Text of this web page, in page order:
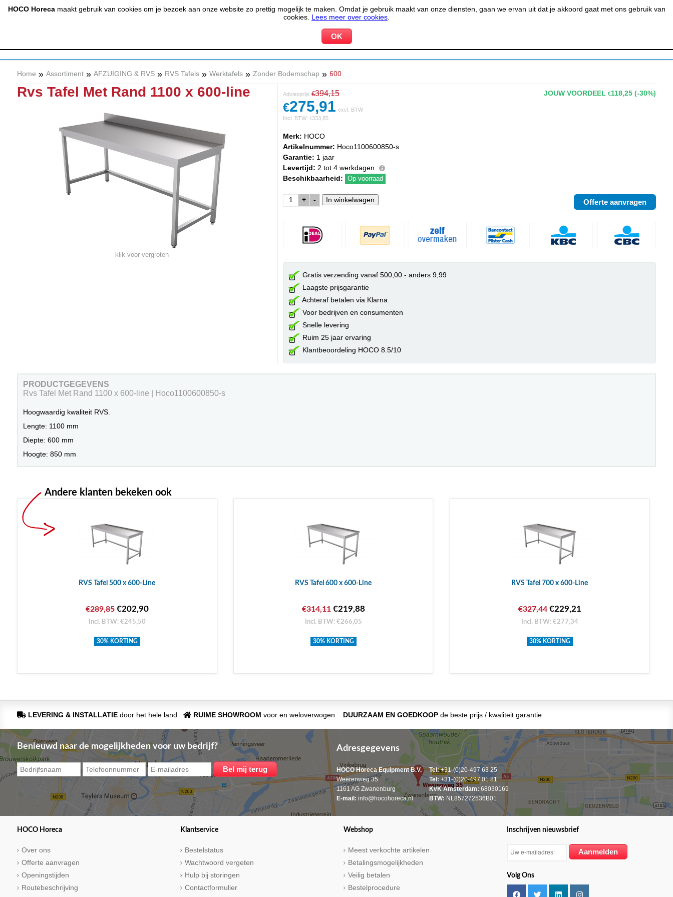
HOCO Horecamaakt gebruik van cookies om je bezoek aan onze website zo prettig mogelijk te maken. Omdat je gebruik maakt van onze diensten, gaan we ervan uit dat je akkoord gaat met ons gebruik van
cookies. Lees meer over cookies
(020) 497 6325 info@hocohoreca.nl MIJN ACCOUNT BESTELSTATUS 0 WINKELWAGEN
KOELEN &
Home » Assortiment » AFZUIGING & RVS » RVS Tafels » Werktafels » Zonder Bodemschap » 600
Rvs Tafel Met Rand 1100 x 600-line
klik voor vergroten
Adviesprijs €394,15 JOUW VOORDEEL€118,25 (-30%)
€275,91 excl. BTW
Incl. BTW:€333,85
Merk: HOCO
Artikelnummer: Hoco1100600850-s
Garantie: 1 jaar
Levertijd: 2 tot 4 werkdagen
Beschikbaarheid:
Op voorraad
+ -
Gratis verzending vanaf 500,00 - anders 9,99
Laagste prijsgarantie
Achteraf betalen via Klarna
Voor bedrijven en consumenten
Snelle levering
Ruim 25 jaar ervaring
Klantbeoordeling HOCO 8.5/10
PRODUCTGEGEVENS
Rvs Tafel Met Rand 1100 x 600-line | Hoco1100600850-s
Hoogwaardig kwaliteit RVS.
Lengte: 1100 mm
Diepte: 600 mm
Hoogte: 850 mm
Andere klanten bekeken ook
RVS Tafel 500 x 600-Line
€289,85€202,90
Incl. BTW: €245,50
30% KORTING
RVS Tafel 600 x 600-Line
€314,11€219,88
Incl. BTW: €266,05
30% KORTING
RVS Tafel 700 x 600-Line
€327,44€229,21
Incl. BTW: €277,34
30% KORTING
LEVERING & INSTALLATIEdoor het hele land RUIME SHOWROOM voor en weloverwogen DUURZAAM EN GOEDKOOPde beste prijs / kwaliteit garantie
Benieuwd naar de mogelijkheden voor uw bedrijf? Adresgegevens
HOCO Horeca Equipment B.V.
Weerenweg 35
1161 AG Zwanenburg
E-mail: info@hocohoreca.nl
Tel:+31-(0)20-497 63 25
Tel:+31-(0)20-497 01 81
KvK Amsterdam: 68030169
BTW: NL857272536B01
HOCO Horeca
Over ons
Offerte aanvragen
Openingstijden
Routebeschrijving
Klantservice
Bestelstatus
Wachtwoord vergeten
Hulp bij storingen
Contactformulier
Webshop
Meest verkochte artikelen
Betalingsmogelijkheden
Veilig betalen
Bestelprocedure
Inschrijven nieuwsbrief
Volg Ons